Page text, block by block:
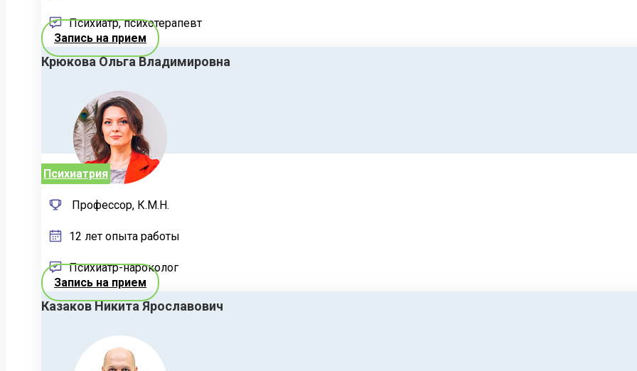
Психиатр, психотерапевт
Запись на прием
Крюкова Ольга Владимировна
Психиатрия
Профессор, К.М.Н.
12 лет опыта работы
Психиатр-нароколог
Запись на прием
Казаков Никита Ярославович